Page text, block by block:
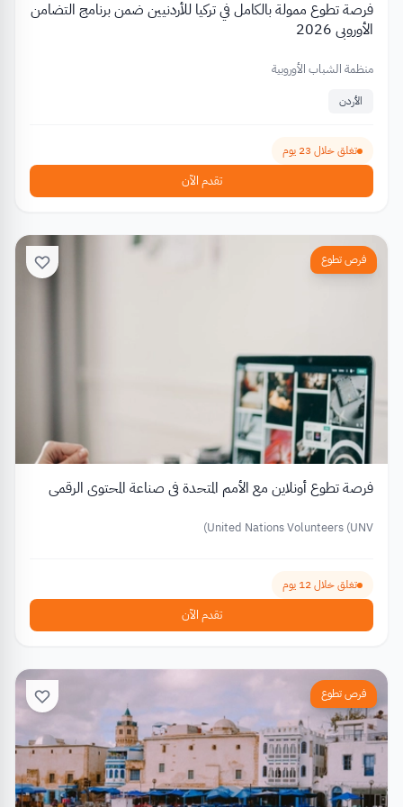
فرصة تطوع ممولة بالكامل في تركيا للأردنيين ضمن برنامج التضامن
الأوروبي 2026
منظمة الشباب الأوروبية
الأردن
تغلق خلال 23 يوم
تقدم الآن
فرص تطوع
فرصة تطوع أونلاين مع الأمم المتحدة في صناعة المحتوى الرقمي
United Nations Volunteers (UNV)
تغلق خلال 12 يوم
تقدم الآن
فرص تطوع